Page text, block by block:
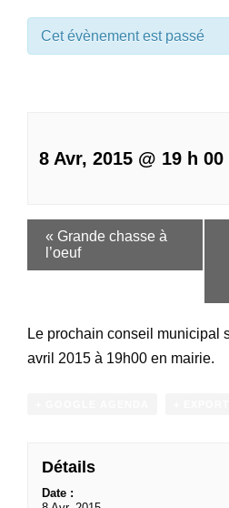
Cet évènement est passé
8 Avr, 2015 @ 19 h
« Grande chasse à
l’oeuf
Le prochain conseil municipal
avril 2015 à 19h00 en mairie.
Détails
Date :